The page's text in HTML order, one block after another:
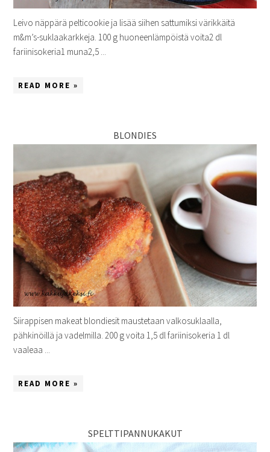
Leivo näppärä pelticookie ja lisää siihen sattumiksi värikkäitä
m&m’s-suklaakarkkeja. 100 g huoneenlämpöistä voita2 dl
fariinisokeria1 muna2,5 ...
READ MORE »
BLONDIES
Siirappisen makeat blondiesit maustetaan valkosuklaalla,
pähkinöillä ja vadelmilla. 200 g voita 1,5 dl fariinisokeria 1 dl
vaaleaa ...
READ MORE »
SPELTTIPANNUKAKUT